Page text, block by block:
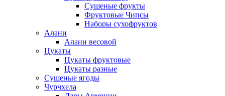
Сушеные фрукты
Фруктовые Чипсы
Наборы сухофруктов
Алани
Алани весовой
Цукаты
Цукаты фруктовые
Цукаты разные
Сушеные ягоды
Чурчхела